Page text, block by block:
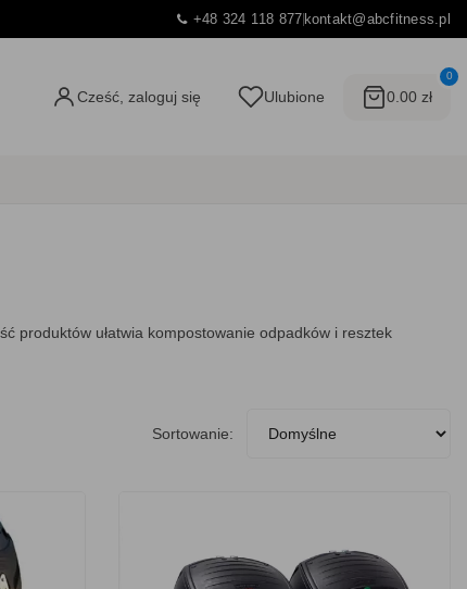
+48 324 118 877kontakt@abcfitness.pl
Cześć, zaloguj się Ulubione
0
0.00 zł
produktów ułatwia kompostowanie odpadków i resztek
Sortowanie: